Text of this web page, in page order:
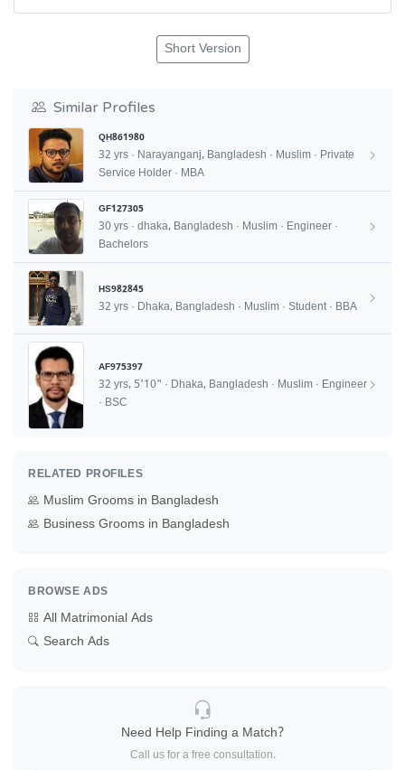
Short Version
Similar Profiles
QH861980
32 yrs · Narayanganj, Bangladesh · Muslim · Private
Service Holder · MBA
GF127305
30 yrs · dhaka, Bangladesh · Muslim · Engineer ·
Bachelors
HS982845
32 yrs · Dhaka, Bangladesh · Muslim · Student · BBA
AF975397
32 yrs, 5'10" · Dhaka, Bangladesh · Muslim · Engineer
· BSC
RELATED PROFILES
Muslim Grooms in Bangladesh
Business Grooms in Bangladesh
BROWSE ADS
All Matrimonial Ads
Search Ads
Need Help Finding a Match?
Call us for a free consultation.